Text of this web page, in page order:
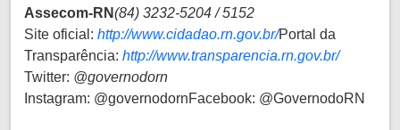
Assecom-RN(84) 3232-5204 / 5152
Site oficial: http://www.cidadao.rn.gov.br/Portal da
Transparência: http://www.transparencia.rn.gov.br/
Twitter: @governodorn
Instagram: @governodornFacebook: @GovernodoRN